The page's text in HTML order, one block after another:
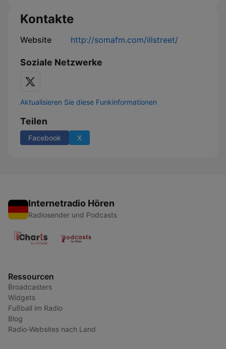
Kontakte
Website http://somafm.com/illstreet/
Soziale Netzwerke
Aktualisieren Sie diese Funkinformationen
Teilen
Facebook X
Internetradio Hören
Radiosender und Podcasts
Ressourcen
Broadcasters
Widgets
Fußball im Radio
Blog
Radio-Websites nach Land